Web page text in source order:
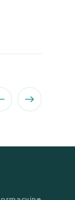
następny